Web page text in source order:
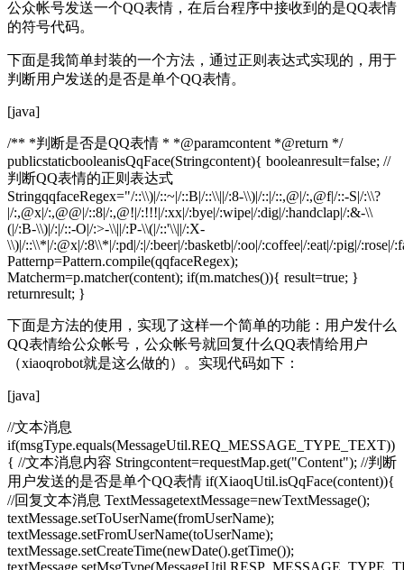
公众帐号发送一个QQ表情，在后台程序中接收到的是QQ表情
的符号代码。
下面是我简单封装的一个方法，通过正则表达式实现的，用于
判断用户发送的是否是单个QQ表情。
[java]
/** *判断是否是QQ表情 * *@paramcontent *@return */
publicstaticbooleanisQqFace(Stringcontent){ booleanresult=false; //
判断QQ表情的正则表达式
StringqqfaceRegex="/::\\)|/::~|/::B|/::\\||/:8-\\)|/::|/::,@|/:,@f|/::-S|/:\\?
|/:,@x|/:,@@|/::8|/:,@!|/:!!!|/:xx|/:bye|/:wipe|/:dig|/:handclap|/:&-\\
(|/:B-\\)|/:|/::-O|/:>-\\||/:P-\\(|/::'\\||/:X-
\\)|/::\\*|/:@x|/:8\\*|/:pd|/:|/:beer|/:basketb|/:oo|/:coffee|/:eat|/:pig|/
Patternp=Pattern.compile(qqfaceRegex);
Matcherm=p.matcher(content); if(m.matches()){ result=true; }
returnresult; }
下面是方法的使用，实现了这样一个简单的功能：用户发什么
QQ表情给公众帐号，公众帐号就回复什么QQ表情给用户
（xiaoqrobot就是这么做的）。实现代码如下：
[java]
//文本消息
if(msgType.equals(MessageUtil.REQ_MESSAGE_TYPE_TEXT))
{ //文本消息内容 Stringcontent=requestMap.get("Content"); //判断
用户发送的是否是单个QQ表情 if(XiaoqUtil.isQqFace(content)){
//回复文本消息 TextMessagetextMessage=newTextMessage();
textMessage.setToUserName(fromUserName);
textMessage.setFromUserName(toUserName);
textMessage.setCreateTime(newDate().getTime());